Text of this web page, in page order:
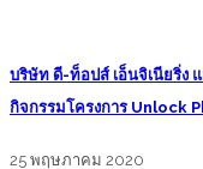
บริษัท ดี-ท็อปส์ เอ็นจิเนียริ่ง
กิจกรรมโครงการ Unlock
25 พฤษภาคม 2020